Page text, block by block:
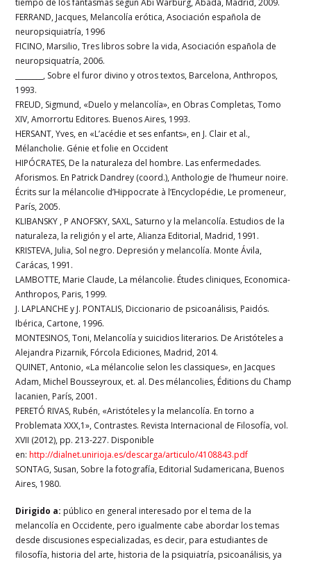
FERRAND, Jacques, Melancolía erótica, Asociación española de
neuropsiquiatría, 1996
FICINO, Marsilio, Tres libros sobre la vida, Asociación española de
neuropsiquatría, 2006.
________, Sobre el furor divino y otros textos, Barcelona, Anthropos,
1993.
FREUD, Sigmund, «Duelo y melancolía», en Obras Completas, Tomo
XIV, Amorrortu Editores. Buenos Aires, 1993.
HERSANT, Yves, en «L’acédie et ses enfants», en J. Clair et al.,
Mélancholie. Génie et folie en Occident
HIPÓCRATES, De la naturaleza del hombre. Las enfermedades.
Aforismos. En Patrick Dandrey (coord.), Anthologie de l’humeur noire.
Écrits sur la mélancolie d’Hippocrate à l’Encyclopédie, Le promeneur,
París, 2005.
KLIBANSKY , P ANOFSKY, SAXL, Saturno y la melancolía. Estudios de la
naturaleza, la religión y el arte, Alianza Editorial, Madrid, 1991.
KRISTEVA, Julia, Sol negro. Depresión y melancolía. Monte Ávila,
Carácas, 1991.
LAMBOTTE, Marie Claude, La mélancolie. Études cliniques, Economica-
Anthropos, Paris, 1999.
J. LAPLANCHE y J. PONTALIS, Diccionario de psicoanálisis, Paidós.
Ibérica, Cartone, 1996.
MONTESINOS, Toni, Melancolía y suicidios literarios. De Aristóteles a
Alejandra Pizarnik, Fórcola Ediciones, Madrid, 2014.
QUINET, Antonio, «La mélancolie selon les classiques», en Jacques
Adam, Michel Bousseyroux, et. al. Des mélancolies, Éditions du Champ
lacanien, París, 2001.
PERETÓ RIVAS, Rubén, «Aristóteles y la melancolía. En torno a
Problemata XXX,1», Contrastes. Revista Internacional de Filosofía, vol.
XVII (2012), pp. 213-227. Disponible
en:http://dialnet.unirioja.es/descarga/articulo/4108843.pdf
SONTAG, Susan, Sobre la fotografía, Editorial Sudamericana, Buenos
Aires, 1980.
Dirigido a: público en general interesado por el tema de la
melancolía en Occidente, pero igualmente cabe abordar los temas
desde discusiones especializadas, es decir, para estudiantes de
filosofía, historia del arte, historia de la psiquiatría, psicoanálisis, ya